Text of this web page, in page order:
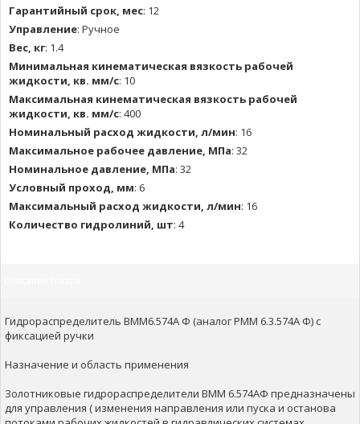
Гарантийный срок, мес: 12
Управление: Ручное
Вес, кг: 1.4
Минимальная кинематическая вязкость рабочей
жидкости, кв. мм/с: 10
Максимальная кинематическая вязкость рабочей
жидкости, кв. мм/с: 400
Номинальный расход жидкости, л/мин: 16
Максимальное рабочее давление, МПа: 32
Номинальное давление, МПа: 32
Условный проход, мм: 6
Максимальный расход жидкости, л/мин: 16
Количество гидролиний, шт: 4
Гидрораспределитель ВММ6.574А Ф (аналог РММ 6.3.574А Ф) с
фиксацией ручки
Назначение и область применения
Золотниковые гидрораспределители ВММ 6.574АФ предназначены
для управления ( изменения направления или пуска и останова